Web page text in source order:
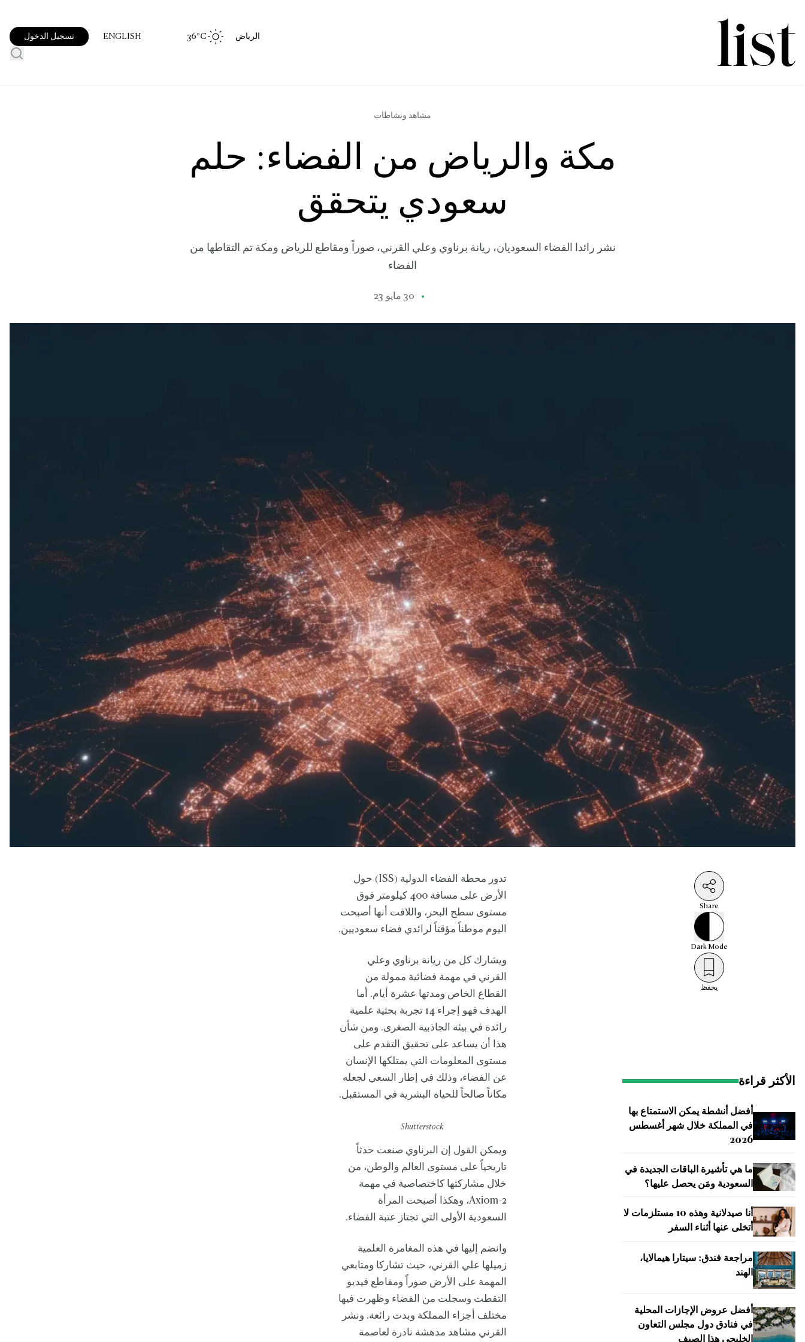
الرياض 36 °C
ENGLISH تسجيل الدخول
مشاهد ونشاطات
مكة والرياض من الفضاء: حلم
سعودي يتحقق
نشر رائدا الفضاء السعوديان، ريانة برناوي وعلي القرني، صوراً ومقاطع للرياض ومكة تم التقاطها من
الفضاء
30 مايو 23
Share
DarkMode
يحفظ
الأكثر قراءة
أفضل أنشطة يمكن الاستمتاع بها
في المملكة خلال شهر أغسطس
2026
ما هي تأشيرة الباقات الجديدة في
السعودية ومَن يحصل عليها؟
أنا صيدلانية وهذه 10 مستلزمات لا
أتخلى عنها أثناء السفر
مراجعة فندق: سيتارا هيمالايا،
الهند
أفضل عروض الإجازات المحلية
في فنادق دول مجلس التعاون
الخليجي هذا الصيف
تدور محطة الفضاء الدولية (ISS) حول
الأرض على مسافة 400 كيلومتر فوق
مستوى سطح البحر، واللافت أنها أصبحت
اليوم موطناً مؤقتاً لرائدي فضاء سعوديين.
ويشارك كل من ريانة برناوي وعلي
القرني في مهمة فضائية ممولة من
القطاع الخاص ومدتها عشرة أيام. أما
الهدف فهو إجراء 14 تجربة بحثية علمية
رائدة في بيئة الجاذبية الصغرى. ومن شأن
هذا أن يساعد على تحقيق التقدم على
مستوى المعلومات التي يمتلكها الإنسان
عن الفضاء، وذلك في إطار السعي لجعله
مكاناً صالحاً للحياة البشرية في المستقبل.
Shutterstock
ويمكن القول إن البرناوي صنعت حدثاً
تاريخياً على مستوى العالم والوطن، من
خلال مشاركتها كاختصاصية في مهمة
Axiom-2، وهكذا أصبحت المرأة
السعودية الأولى التي تجتاز عتبة الفضاء.
وانضم إليها في هذه المغامرة العلمية
زميلها علي القرني، حيث تشاركا ومتابعي
المهمة على الأرض صوراً ومقاطع فيديو
التقطت وسجلت من الفضاء وظهرت فيها
مختلف أجزاء المملكة وبدت رائعة. ونشر
القرني مشاهد مدهشة نادرة لعاصمة